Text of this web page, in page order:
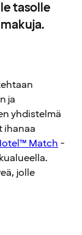
tasolle
ja
yhdistelmä
ihanaa
Match-
jolle